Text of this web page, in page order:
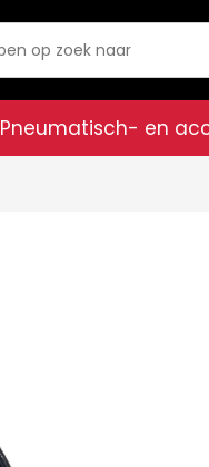
Pneumatisch- en